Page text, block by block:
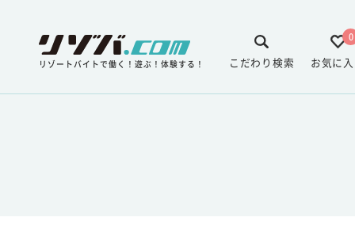
リゾートバイトで働く！遊ぶ！体験する！
0
お気に
こだわり検索